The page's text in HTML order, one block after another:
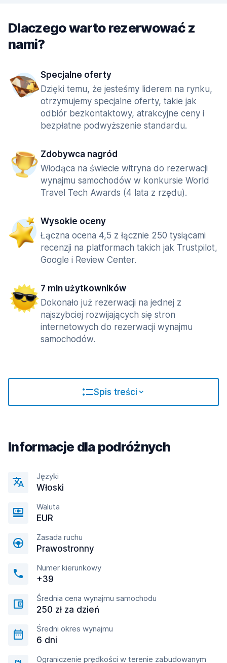
Dlaczego warto rezerwować z
nami?
Specjalne oferty
Dzięki temu, że jesteśmy liderem na rynku,
otrzymujemy specjalne oferty, takie jak
odbiór bezkontaktowy, atrakcyjne ceny i
bezpłatne podwyższenie standardu.
Zdobywca nagród
Wiodąca na świecie witryna do rezerwacji
wynajmu samochodów w konkursie World
Travel Tech Awards (4 lata z rzędu).
Wysokie oceny
Łączna ocena 4,5 z łącznie 250 tysiącami
recenzji na platformach takich jak Trustpilot,
Google i Review Center.
7 mln użytkowników
Dokonało już rezerwacji na jednej z
najszybciej rozwijających się stron
internetowych do rezerwacji wynajmu
samochodów.
Spis treści
Informacje dla podróżnych
Języki
Włoski
Waluta
EUR
Zasada ruchu
Prawostronny
Numer kierunkowy
+39
Średnia cena wynajmu samochodu
250 zł za dzień
Średni okres wynajmu
6 dni
Ograniczenie prędkości w terenie zabudowanym